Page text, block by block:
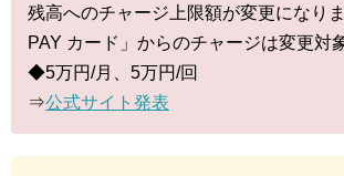
残高へのチャージ上限額が変更になり
PAY カード」からのチャージは変更対
◆5万円/月、5万円/回
⇒公式サイト発表